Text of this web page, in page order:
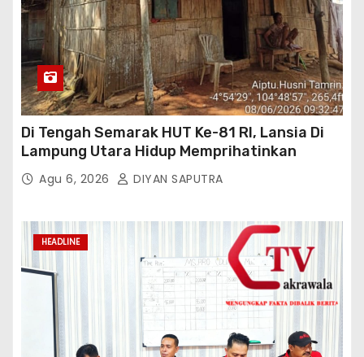
Di Tengah Semarak HUT Ke-81 RI, Lansia Di
Lampung Utara Hidup Memprihatinkan
Agu 6, 2026 DIYAN SAPUTRA
HEADLINE